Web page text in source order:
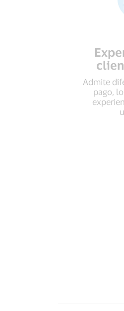
Admite
pago,